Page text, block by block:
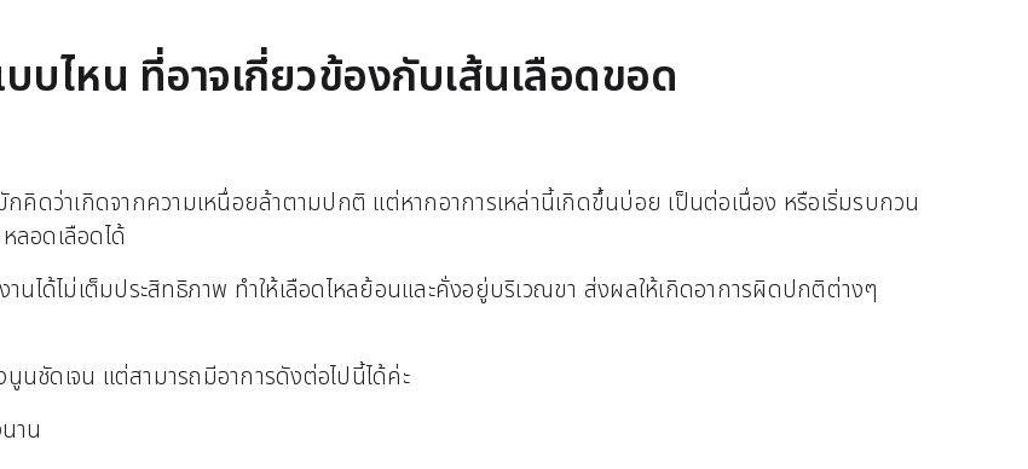
บไหน ที่อาจเกี่ยวข้องกับเส้นเลือดขอด
คิดว่าเกิดจากความเหนื่อยล้าตามปกติ แต่หากอาการเหล่านี้เกิดขึ้นบ่อย เป็นต่อเนื่อง หรือเริ่มรบกวน
ลอดเลือดได้
นได้ไม่เต็มประสิทธิภาพ ทำให้เลือดไหลย้อนและคั่งอยู่บริเวณขา ส่งผลให้เกิดอาการผิดปกติต่างๆ
นชัดเจน แต่สามารถมีอาการดังต่อไปนี้ได้ค่ะ
าน